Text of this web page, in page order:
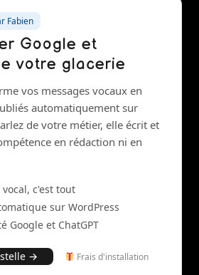
Fabien
Google et
votre glacerie
vos messages vocaux en
automatiquement sur
de votre métier, elle écrit et
en rédaction ni en
c'est tout
sur WordPress
Google et ChatGPT
→ Frais d'installation